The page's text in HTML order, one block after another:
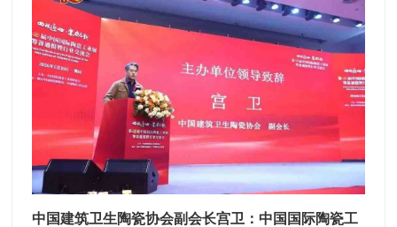
中国建筑卫生陶瓷协会副会长宫卫：中国国际陶瓷工